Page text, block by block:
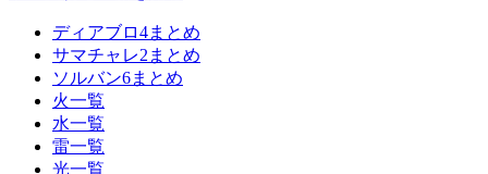
ディアブロ4まとめ
サマチャレ2まとめ
ソルバン6まとめ
火一覧
水一覧
雷一覧
光一覧